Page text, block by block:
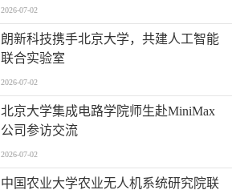
研深度融合新篇章
2026-07-02
朗新科技携手北京大学，共建人工智能
联合实验室
2026-07-02
北京大学集成电路学院师生赴MiniMax
公司参访交流
2026-07-02
中国农业大学农业无人机系统研究院联